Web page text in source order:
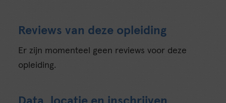
Reviews van deze opleiding
Er zijn momenteel geen reviews voor deze
opleiding.